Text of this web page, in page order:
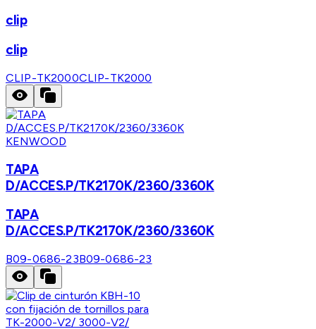
clip
clip
CLIP-TK2000CLIP-TK2000
KENWOOD
TAPA
D/ACCES.P/TK2170K/2360/3360K
TAPA
D/ACCES.P/TK2170K/2360/3360K
B09-0686-23B09-0686-23